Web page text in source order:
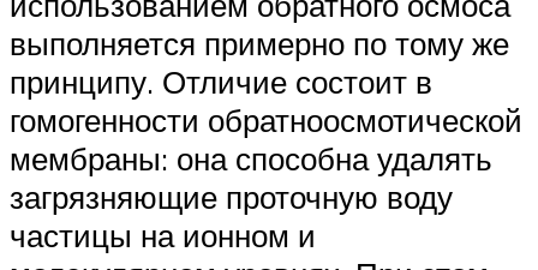
выполняется примерно по тому же
принципу. Отличие состоит в
гомогенности обратноосмотической
мембраны: она способна удалять
загрязняющие проточную воду
частицы на ионном и